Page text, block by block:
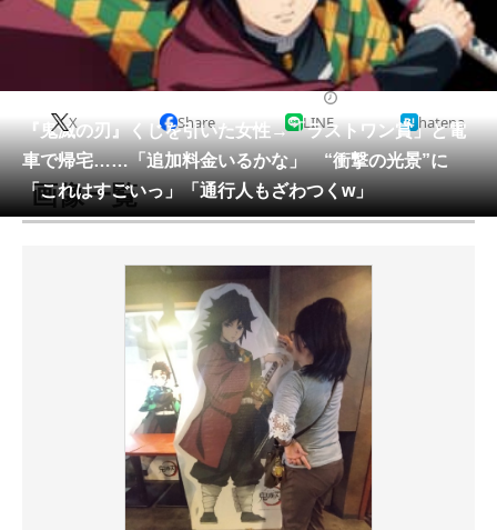
住まい 教育・育児
リサーチ
会員記事
メディア
注目記事を集めた総合ページ
ITの今と未来を見通す
スマホと通信の最新トレンド
進化するPCとデバイスの未来
好きが集まる 比べて選べる
ビジネスと働き方のヒント
AI活用のいまが分かる
『鬼滅の刃』くじを引いた女性→「ラストワン賞」と電
車で帰宅……「追加料金いるかな」 “衝撃の光景”に
「これはすごいっ」「通行人もざわつくw」
X Share LINE hatena
画像一覧